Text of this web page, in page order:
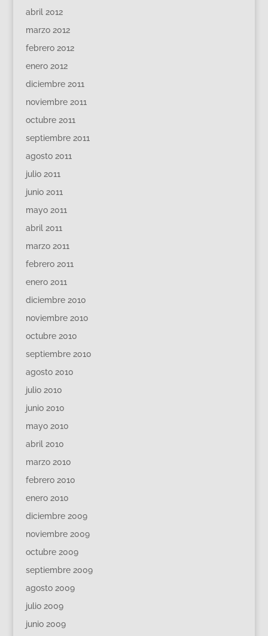
abril 2012
marzo 2012
febrero 2012
enero 2012
diciembre 2011
noviembre 2011
octubre 2011
septiembre 2011
agosto 2011
julio 2011
junio 2011
mayo 2011
abril 2011
marzo 2011
febrero 2011
enero 2011
diciembre 2010
noviembre 2010
octubre 2010
septiembre 2010
agosto 2010
julio 2010
junio 2010
mayo 2010
abril 2010
marzo 2010
febrero 2010
enero 2010
diciembre 2009
noviembre 2009
octubre 2009
septiembre 2009
agosto 2009
julio 2009
junio 2009